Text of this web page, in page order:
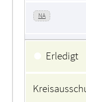
NA
● Erledigt